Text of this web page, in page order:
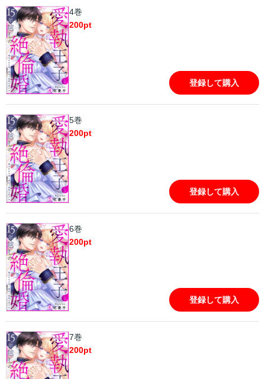
4巻
200pt
登録して購入
5巻
200pt
登録して購入
6巻
200pt
登録して購入
7巻
200pt